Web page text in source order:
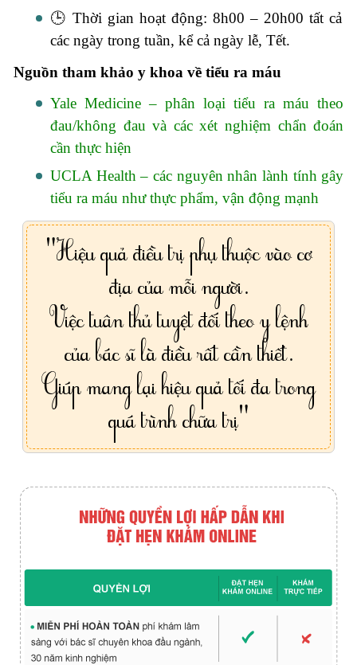
🕒 Thời gian hoạt động: 8h00 – 20h00 tất cả
các ngày trong tuần, kể cả ngày lễ, Tết.
Nguồn tham khảo y khoa về tiểu ra máu
Yale Medicine – phân loại tiểu ra máu theo
đau/không đau và các xét nghiệm chẩn đoán
cần thực hiện
UCLA Health – các nguyên nhân lành tính gây
tiểu ra máu như thực phẩm, vận động mạnh
"Hiệu quả điều trị phụ thuộc vào cơ
địa của mỗi người.
Việc tuân thủ tuyệt đối theo y lệnh
của bác sĩ là điều rất cần thiết.
Giúp mang lại hiệu quả tối đa trong
quá trình chữa trị"